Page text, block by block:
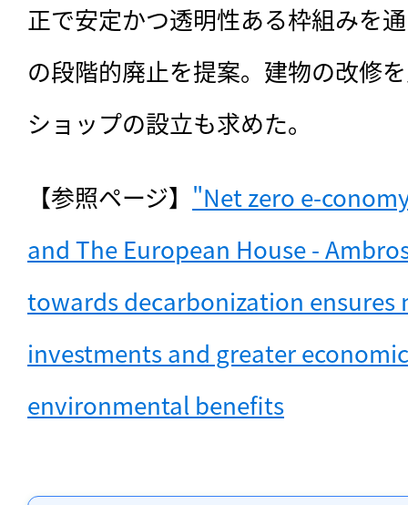
正で安定かつ透明性ある枠組みを
の段階的廃止を提案。建物の改修
ショップの設立も求めた。
【参照ページ】 "Net zero e-
and The European House -
towards decarbonization ensures
investments and greater
environmental benefits